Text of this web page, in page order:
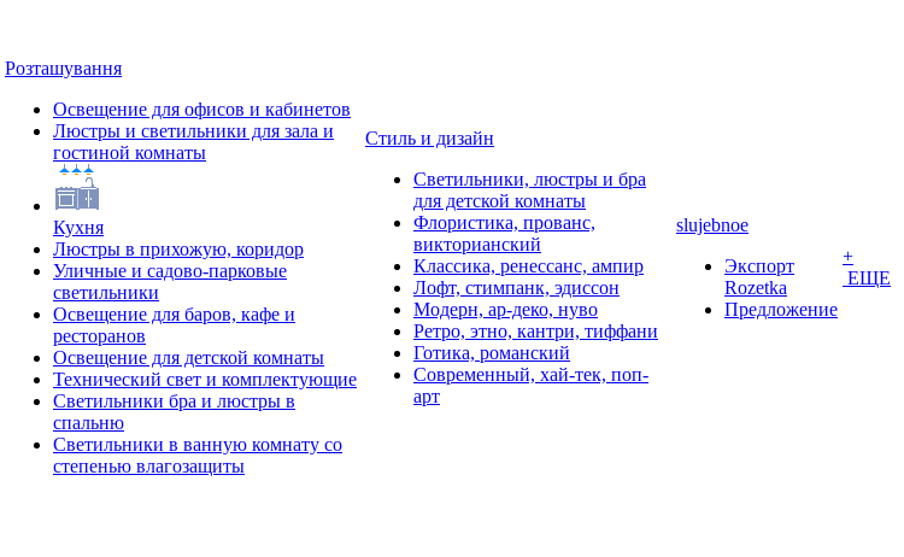
Розташування
Освещение для офисов и кабинетов
Люстры и светильники для зала и
гостиной комнаты
Кухня
Люстры в прихожую, коридор
Уличные и садово-парковые
светильники
Освещение для баров, кафе и
ресторанов
Освещение для детской комнаты
Технический свет и комплектующие
Светильники бра и люстры в
спальню
Светильники в ванную комнату со
степенью влагозащиты
Стиль и дизайн
Светильники, люстры и бра
для детской комнаты
Флористика, прованс,
викторианский
Классика, ренессанс, ампир
Лофт, стимпанк, эдиссон
Модерн, ар-деко, нуво
Ретро, этно, кантри, тиффани
Готика, романский
Современный, хай-тек, поп-
арт
slujebnoe
Экспорт
Rozetka
Предложение
+
ЕЩЕ